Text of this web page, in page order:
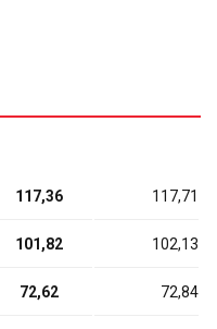
117,36 117,71
101,82 102,13
72,62 72,84